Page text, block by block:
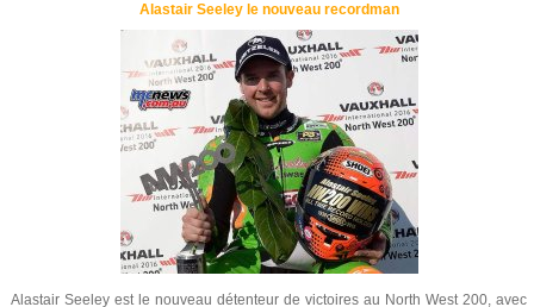
Alastair Seeley le nouveau recordman
Alastair Seeley est le nouveau détenteur de victoires au North West 200, avec